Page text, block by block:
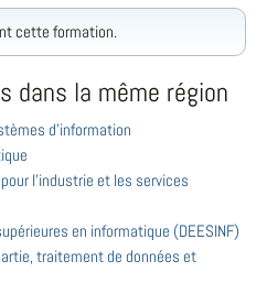
cette formation.
dans la même région
d'information
l'industrie et les services
en informatique (DEESINF)
traitement de données et